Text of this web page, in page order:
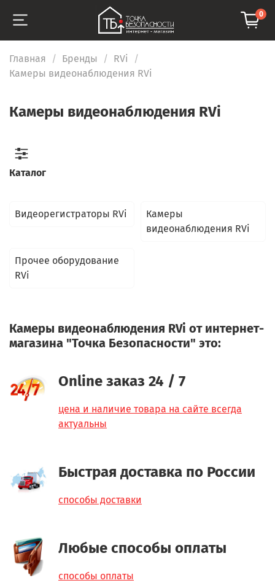
0
Главная Бренды
RVi
Камеры видеонаблюдения RVi
Камеры видеонаблюдения RVi
Видеорегистраторы RVi
Камеры
видеонаблюдения RVi
Прочее оборудование
RVi
Камеры видеонаблюдения RVi от интернет-
магазина "Точка Безопасности" это:
Online заказ 24 / 7
цена и наличие товара на сайте всегда
актуальны
Быстрая доставка по России
способы доставки
Любые способы оплаты
способы оплаты
Каталог